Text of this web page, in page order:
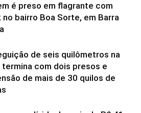
é preso em flagrante com
no bairro Boa Sorte, em Barra
de seis quilômetros na
termina com dois presos e
de mais de 30 quilos de